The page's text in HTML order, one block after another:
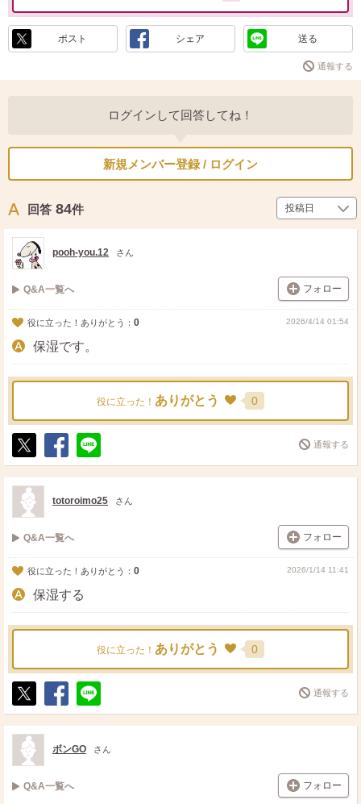
ポスト シェア 送る
通報する
ログインして回答してね！
新規メンバー登録 / ログイン
回答 84件
pooh-you.12 さん
Q&A一覧へ フォロー
役に立った！ありがとう： 0 2026/4/14 01:54
保湿です。
役に立った！ ありがとう 0
ポ
ス
ト
シ
ェ
送
る
通報する
totoroimo25 さん
Q&A一覧へ フォロー
役に立った！ありがとう： 0 2026/1/14 11:41
保湿する
役に立った！ ありがとう 0
ポ
ス
ト
シ
ェ
送
る
通報する
ボンGO さん
Q&A一覧へ フォロー